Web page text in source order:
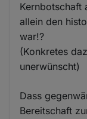
Kernbotschaft
allein den
war!?
(Konkretes
unerwünscht)
Dass
Bereitschaft